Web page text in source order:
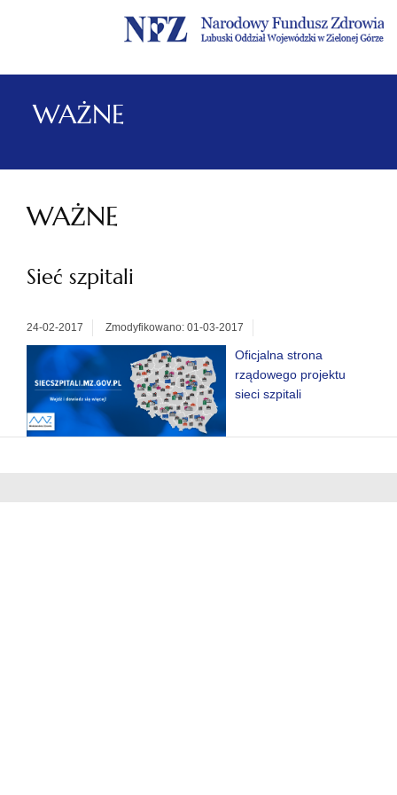
Menu
główne
Menu
lewe
Treść
główna
Szukaj
w
serwisie
Stopka
WAŻNE
WAŻNE
Sieć szpitali
24-02-2017 Zmodyfikowano: 01-03-2017
Oficjalna strona
rządowego projektu
sieci szpitali